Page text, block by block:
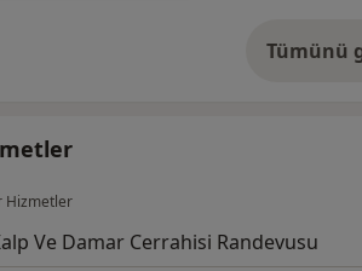
Tümünü
Hizmetler
Ve Damar Cerrahisi Randevusu